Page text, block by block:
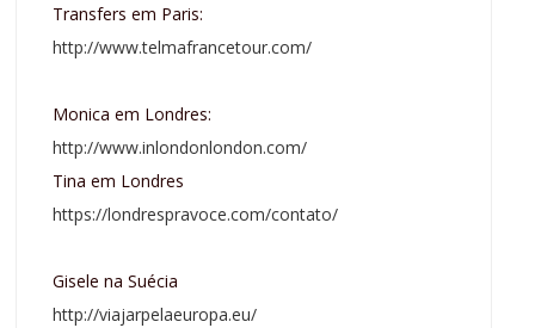
Transfers em Paris:
http://www.telmafrancetour.com/
Monica em Londres:
http://www.inlondonlondon.com/
Tina em Londres
https://londrespravoce.com/contato/
Gisele na Suécia
http://viajarpelaeuropa.eu/